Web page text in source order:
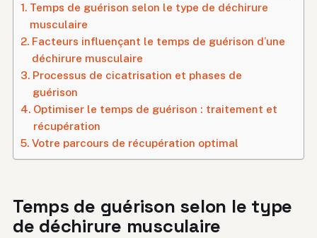
Temps de guérison selon le type de déchirure
musculaire
Facteurs influençant le temps de guérison d’une
déchirure musculaire
Processus de cicatrisation et phases de
guérison
Optimiser le temps de guérison : traitement et
récupération
Votre parcours de récupération optimal
Temps de guérison selon le type
de déchirure musculaire